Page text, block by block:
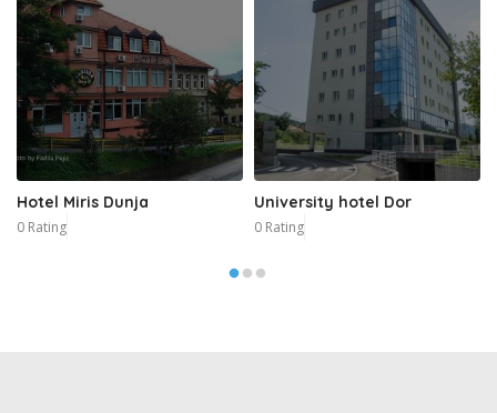
Hotel Miris Dunja
0 Rating
University hotel Dor
0 Rating